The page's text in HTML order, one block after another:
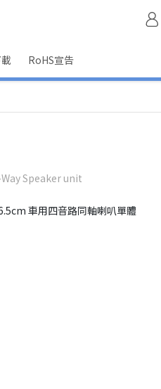
RoHS宣告
Speaker unit
車用四音路同軸喇叭單體